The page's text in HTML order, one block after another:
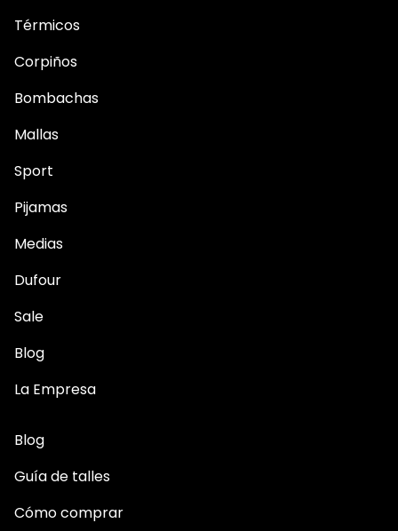
Térmicos
Corpiños
Bombachas
Mallas
Sport
Pijamas
Medias
Dufour
Sale
Blog
La Empresa
Blog
Guía de talles
Cómo comprar